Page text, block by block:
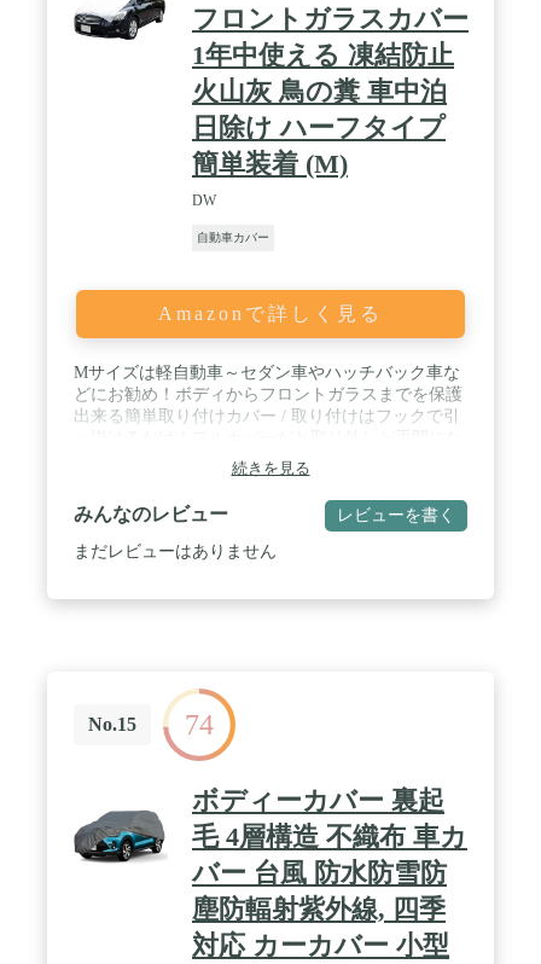
車を無理なく保護することができます。 / ★【愛車
を守る】Favotoカーカバーは、雨や紫外線による劣
化から車を守ります。 同時に、ホコリや落ち葉を寄
せ付けないため、ホコリ掃除や洗車にかかる時間と
コストを削減できます。 Favoto車カバーは、一年
中、360度、風雨から愛車を守ってくれます。 /
★【裏起毛＆5層構造】Favoto車カバーの内側には上
質なソフトコットンを使用しており、カバーと車の
から完全に保護し、一年中愛車をピカピカに保ちま
す。5層の素材を組み合わせた丈夫な生地は、完全
ます。
フロントガラスカバー
1年中使える 凍結防止
火山灰 鳥の糞 車中泊
日除け ハーフタイプ
簡単装着 (M)
DW
自動車カバー
Amazonで詳しく見る
Mサイズは軽自動車～セダン車やハッチバック車な
どにお勧め！ボディからフロントガラスまでを保護
出来る簡単取り付けカバー / 取り付けはフックで引
りますがハーフボディーカバーだとさっとフックで
取り付けれます。 / 冬場は霜や雪など凍結から守っ
てくれます。春から秋は黄砂や花粉、ほこりや直射
日光からボディーを守れます。 / ポリエステル生地
なのでお手入れも簡単！ / 収納、持ち運びに便利な
続きを見る
みんなのレビュー レビューを書く
まだレビューはありません
No.15 74
ボディーカバー 裏起
毛 4層構造 不織布 車カ
バー 台風 防水防雪防
塵防輻射紫外線, 四季
対応 カーカバー 小型